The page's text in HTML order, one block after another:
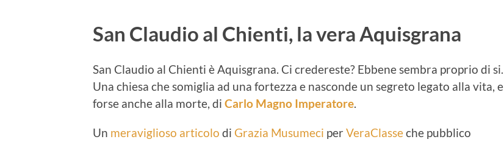
San Claudio al Chienti, la vera Aquisgrana
San Claudio al Chienti è Aquisgrana. Ci credereste? Ebbene sembra proprio di si.
Una chiesa che somiglia ad una fortezza e nasconde un segreto legato alla vita, e
forse anche alla morte, di Carlo Magno Imperatore.
Un meraviglioso articolo di Grazia Musumeci per VeraClasseche pubblico